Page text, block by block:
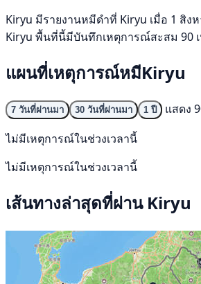
Kiryu มีรายงานหมีดำที่ Kiryu เมื่อ 1 สิ
Kiryu พื้นที่นี้มีบันทึกเหตุการณ์สะสม 90
แผนที่เหตุการณ์หมีKiryu
7 วันที่ผ่านมา 30 วันที่ผ่านมา 1 ปี
แสดง
ไม่มีเหตุการณ์ในช่วงเวลานี้
ไม่มีเหตุการณ์ในช่วงเวลานี้
เส้นทางล่าสุดที่ผ่าน Kiryu